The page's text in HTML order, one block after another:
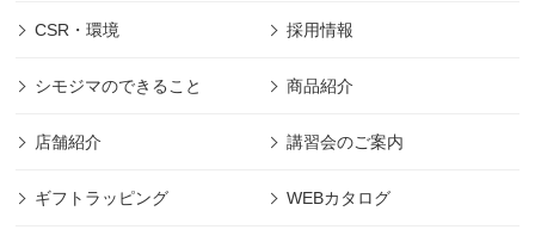
CSR・環境 採用情報
シモジマのできること 商品紹介
店舗紹介 講習会のご案内
ギフトラッピング WEBカタログ